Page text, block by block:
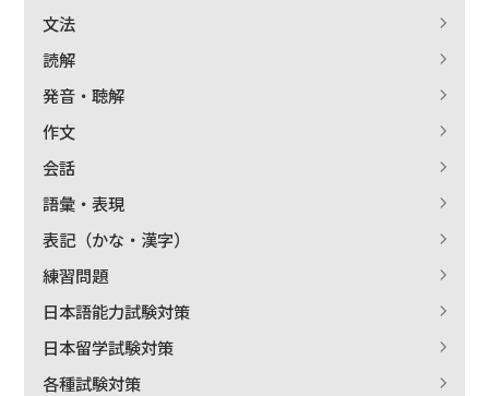
文法
読解
発音・聴解
作文
会話
語彙・表現
表記（かな・漢字）
練習問題
日本語能力試験対策
日本留学試験対策
各種試験対策